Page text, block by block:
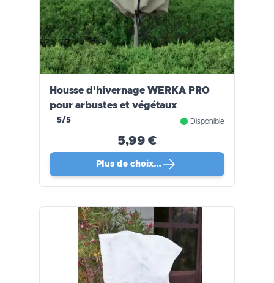
Housse d'hivernage WERKA PRO
pour arbustes et végétaux
5/5 Disponible
5,99 €
Plus de choix…